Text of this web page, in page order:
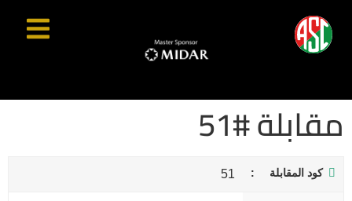
مقابلة #51
كود المقابلة 51